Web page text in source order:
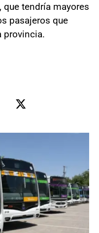
que tendría mayores
pasajeros que
provincia.